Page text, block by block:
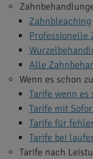
Zahnbleaching
Professionelle
Alle
Wenn es schon
Tarife wenn es
Tarife mit
Tarife für
Tarife bei
Tarife nach